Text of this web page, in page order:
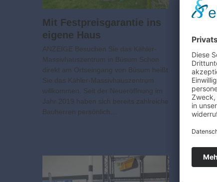
Mit Festpreisgarantie ins
eigene Haus
ANZEIGE Besuchen Sie das Kähler-
Massivhauszentrum in Büsum Schon
direkt am Ortseingang von Büsum heißt
Sie das Kähler-Massivhauszentrum
willkommen. Seit der Neueröffnung im
Jahr 2019 haben sich bereits zahlreiche
Bauherren persönlich…
So
kostet
Am
Angebote